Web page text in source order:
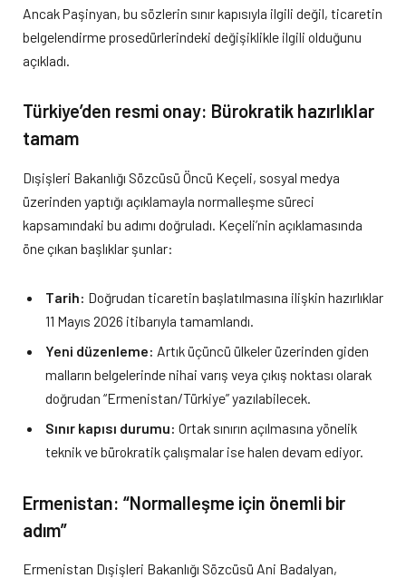
Ancak Paşinyan, bu sözlerin sınır kapısıyla ilgili değil, ticaretin
belgelendirme prosedürlerindeki değişiklikle ilgili olduğunu
açıkladı.
Türkiye’den resmi onay: Bürokratik hazırlıklar
tamam
Dışişleri Bakanlığı Sözcüsü Öncü Keçeli, sosyal medya
üzerinden yaptığı açıklamayla normalleşme süreci
kapsamındaki bu adımı doğruladı. Keçeli’nin açıklamasında
öne çıkan başlıklar şunlar:
Tarih: Doğrudan ticaretin başlatılmasına ilişkin hazırlıklar
11 Mayıs 2026 itibarıyla tamamlandı.
Yeni düzenleme: Artık üçüncü ülkeler üzerinden giden
malların belgelerinde nihai varış veya çıkış noktası olarak
doğrudan “Ermenistan/Türkiye” yazılabilecek.
Sınır kapısı durumu: Ortak sınırın açılmasına yönelik
teknik ve bürokratik çalışmalar ise halen devam ediyor.
Ermenistan: “Normalleşme için önemli bir
adım”
Ermenistan Dışişleri Bakanlığı Sözcüsü Ani Badalyan,